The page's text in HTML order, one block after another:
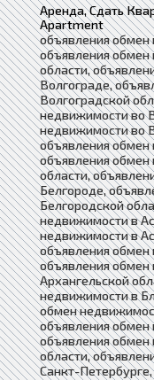
Аренда, Сдать
Apartment
объявления
объявления
области,
Волгограде,
Волгоградской
недвижимости во
недвижимости во
объявления
объявления
области,
Белгороде,
Белгородской
недвижимости в
недвижимости в
объявления обмен
объявления
Архангельской
недвижимости в
обмен
объявления
объявления
области,
Санкт-